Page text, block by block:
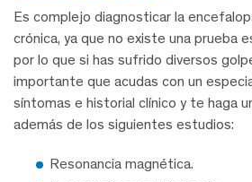
Es complejo diagnosticar la
crónica, ya que no existe una prueba
por lo que si has sufrido diversos
importante que acudas con un
síntomas e historial clínico y te haga
además de los siguientes estudios:
Resonancia magnética.